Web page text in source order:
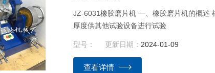
JZ-6031橡胶磨片机 一、橡胶磨片机的概述
厚度供其他试验设备进行试验
型号： 更新日期： 2024-01-09
查看详情